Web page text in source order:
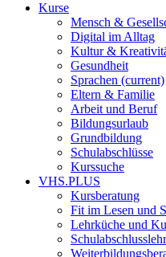
Kurse
Mensch &
Digital im Alltag
Kultur &
Gesundheit
Sprachen (current)
Eltern & Familie
Arbeit und Beruf
Bildungsurlaub
Grundbildung
Schulabschlüsse
Kurssuche
VHS.PLUS
Kursberatung
Fit im Lesen und
Lehrküche und